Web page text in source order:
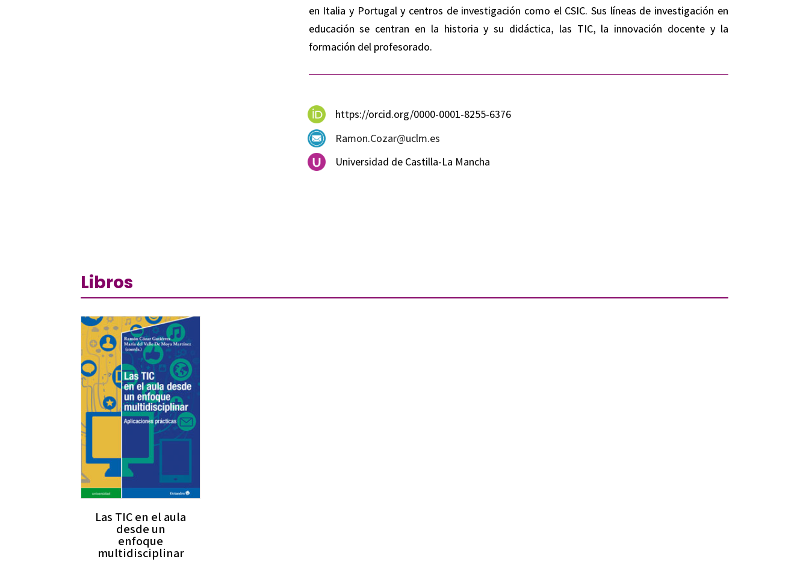
en Italia y Portugal y centros de investigación como el CSIC. Sus líneas de investigación en
educación se centran en la historia y su didáctica, las TIC, la innovación docente y la
formación del profesorado.
https://orcid.org/0000-0001-8255-6376
Ramon.Cozar@uclm.es
Universidad de Castilla-La Mancha
Libros
Las TIC en el aula
desde un
enfoque
multidisciplinar